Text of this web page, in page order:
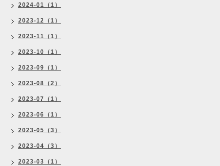
2024-01（1）
2023-12（1）
2023-11（1）
2023-10（1）
2023-09（1）
2023-08（2）
2023-07（1）
2023-06（1）
2023-05（3）
2023-04（3）
2023-03（1）